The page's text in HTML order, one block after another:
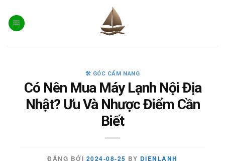
content
🛠️ GÓC CẨM NANG
Có Nên Mua Máy Lạnh Nội Địa
Nhật? Ưu Và Nhược Điểm Cần
Biết
ĐĂNG BỞI 2024-08-25 BY DIENLANH